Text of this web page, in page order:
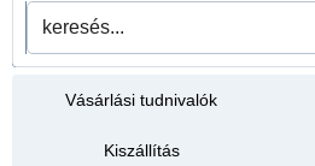
Vásárlási tudnivalók
Kiszállítás